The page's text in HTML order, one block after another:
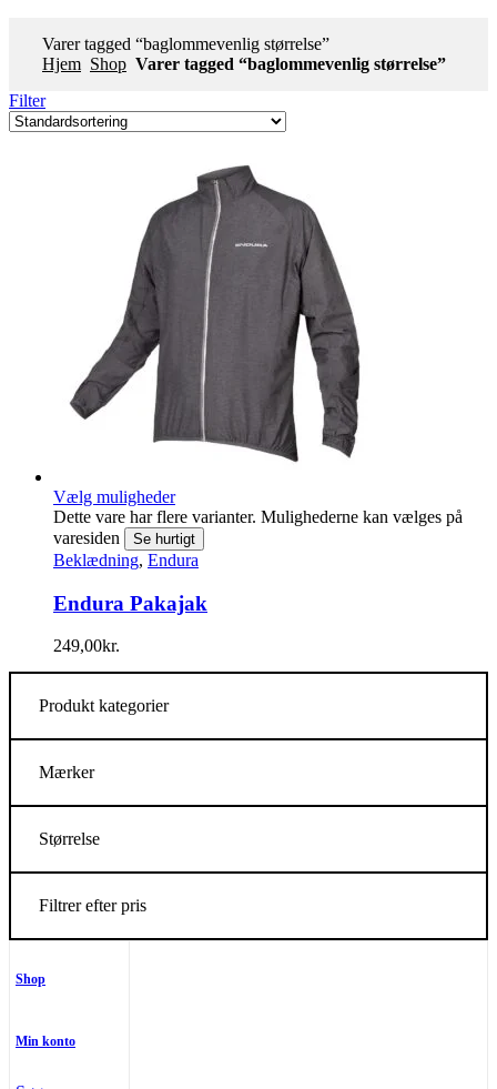
Varer tagged “baglommevenlig størrelse”
Hjem Shop Varer tagged “baglommevenlig størrelse”
Filter
Vælg muligheder
Dette vare har flere varianter. Mulighederne kan vælges på
varesiden
Se hurtigt
Beklædning, Endura
Endura Pakajak
249,00kr.
Produkt kategorier
Mærker
Størrelse
Filtrer efter pris
Shop
Min konto